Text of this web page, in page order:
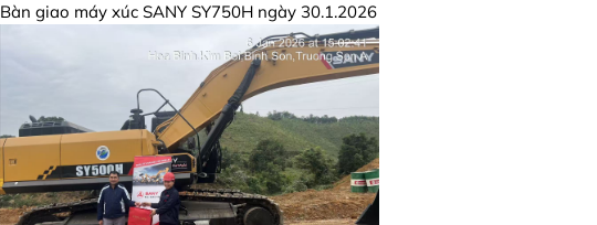
Bàn giao máy xúc SANY SY750H ngày 30.1.2026